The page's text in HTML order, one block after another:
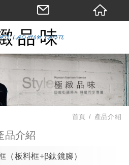
品介紹
首頁 產品介紹
（板料框+β鈦鏡腳）